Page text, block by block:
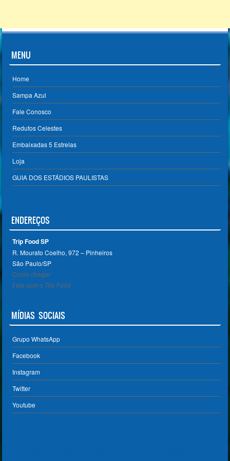
MENU
Home
Sampa Azul
Fale Conosco
Redutos Celestes
Embaixadas 5 Estrelas
Loja
GUIA DOS ESTÁDIOS PAULISTAS
ENDEREÇOS
Trip Food SP
R. Mourato Coelho, 972 – Pinheiros
São Paulo/SP ‎
Como chegar
Fale com o Trip Food
MÍDIAS SOCIAIS
Grupo WhatsApp
Facebook
Instagram
Twitter
Youtube